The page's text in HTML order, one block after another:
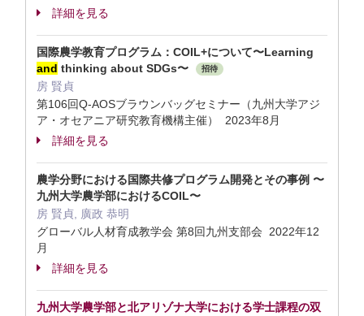
詳細を見る
国際農学教育プログラム：COIL+について〜Learning
and thinking about SDGs〜 招待
房 賢貞
第106回Q-AOSブラウンバッグセミナー（九州大学アジ
ア・オセアニア研究教育機構主催） 2023年8月
詳細を見る
農学分野における国際共修プログラム開発とその事例 〜
九州大学農学部におけるCOIL〜
房 賢貞, 廣政 恭明
グローバル人材育成教学会 第8回九州支部会 2022年12
月
詳細を見る
九州大学農学部と北アリゾナ大学における学士課程の双